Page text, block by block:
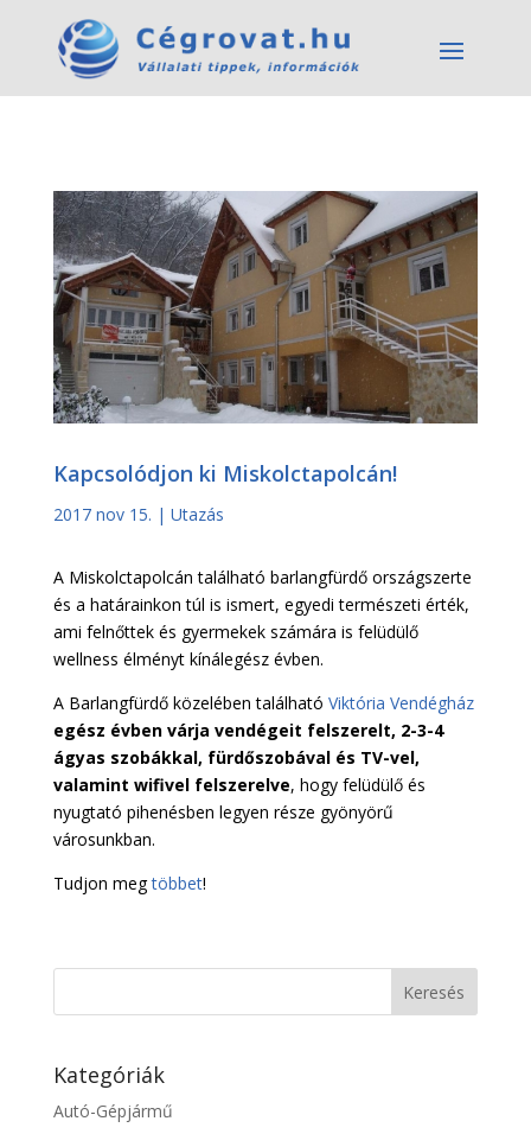
Kapcsolódjon ki Miskolctapolcán!
2017 nov 15. | Utazás
A Miskolctapolcán található barlangfürdő országszerte
és a határainkon túl is ismert, egyedi természeti érték,
ami felnőttek és gyermekek számára is felüdülő
wellness élményt kínálegész évben.
A Barlangfürdő közelében található Viktória Vendégház
egész évben várja vendégeit felszerelt, 2-3-4
ágyas szobákkal, fürdőszobával és TV-vel,
valamint wifivel felszerelve, hogy felüdülő és
nyugtató pihenésben legyen része gyönyörű
városunkban.
Tudjon megtöbbet!
Kategóriák
Autó-Gépjármű